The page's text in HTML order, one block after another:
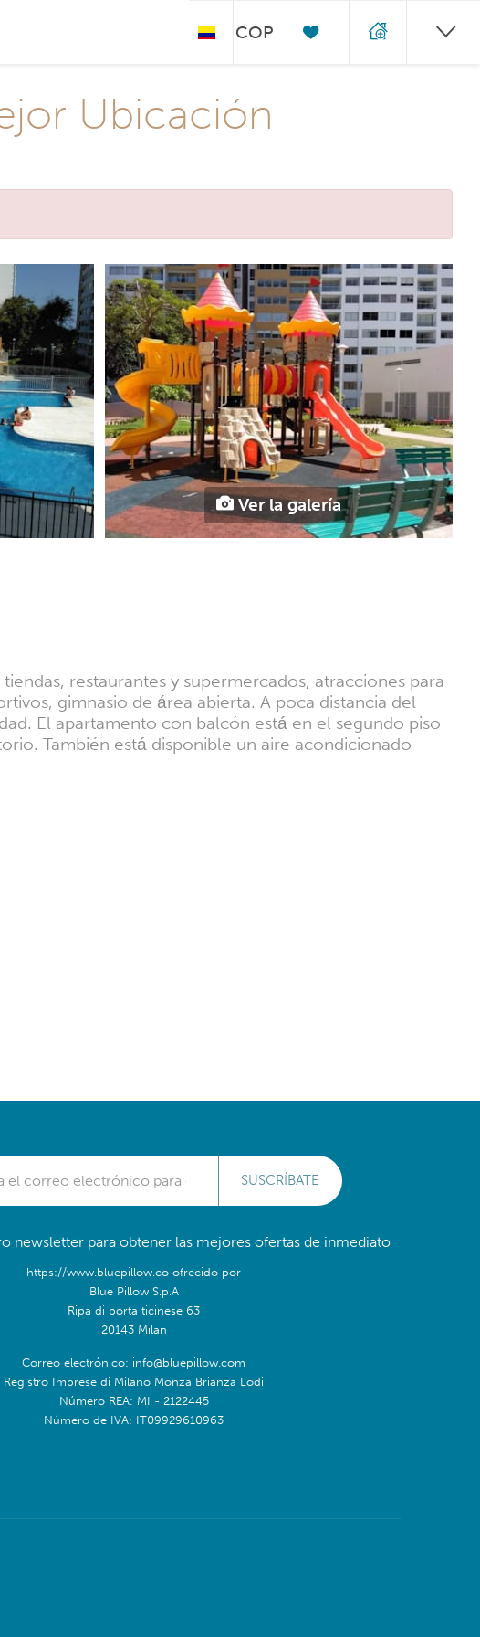
COP
Ubicación
Ver la galería
restaurantes y supermercados, atracciones para
gimnasio de área abierta. A poca distancia del
El apartamento con balcón está en el segundo piso
También está disponible un aire acondicionado
SUSCRÍBATE
newsletter para obtener las mejores ofertas de inmediato
https://www.bluepillow.co ofrecido por
Blue Pillow S.p.A
Ripa di porta ticinese 63
20143 Milan
Correo electrónico: info@bluepillow.com
Registro Imprese di Milano Monza Brianza Lodi
Número REA: MI - 2122445
Número de IVA: IT09929610963